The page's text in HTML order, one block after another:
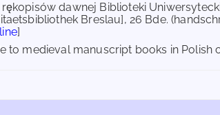
dawnej Biblioteki
Breslau], 26 Bde.
]
to medieval manuscript books in Polish